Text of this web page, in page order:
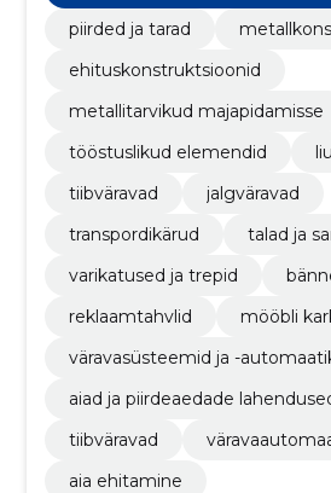
piirded ja tarad
ehituskonstruktsioonid
metallitarvikud majapidamisse
tööstuslikud elemendid
tiibväravad
jalgväravad
transpordikärud
talad ja
varikatused ja trepid
reklaamtahvlid
mööbli
väravasüsteemid ja -
aiad ja piirdeaedade
tiibväravad
aia ehitamine